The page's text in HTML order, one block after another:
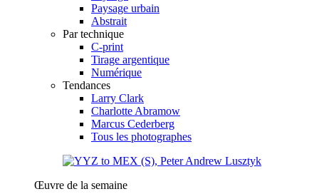
Paysage urbain
Abstrait
Par technique
C-print
Tirage argentique
Numérique
Tendances
Larry Clark
Charlotte Abramow
Marcus Cederberg
Tous les photographes
Œuvre de la semaine